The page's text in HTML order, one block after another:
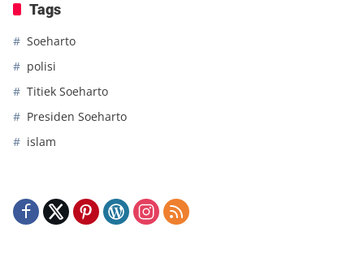
Tags
Soeharto
polisi
Titiek Soeharto
Presiden Soeharto
islam